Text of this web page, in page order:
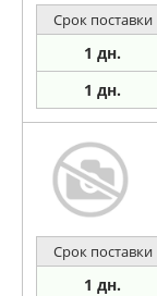
Срок поставки
1 дн.
1 дн.
Срок поставки
1 дн.